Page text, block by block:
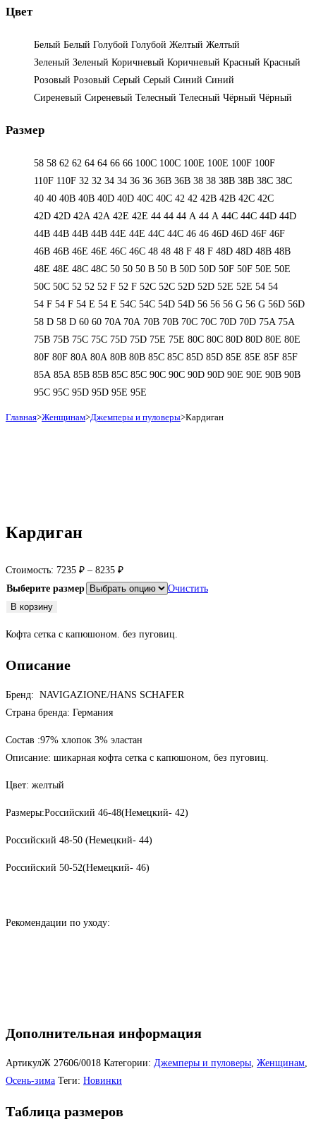
Цвет
Белый Белый Голубой Голубой Желтый Желтый
Зеленый Зеленый Коричневый Коричневый Красный Красный
Розовый Розовый Серый Серый Синий Синий
Сиреневый Сиреневый Телесный Телесный Чёрный Чёрный
Размер
58 58 62 62 64 64 66 66 100C 100C 100E 100E 100F 100F
110F 110F 32 32 34 34 36 36 36B 36B 38 38 38B 38B 38С 38С
40 40 40B 40B 40D 40D 40С 40С 42 42 42B 42B 42C 42C
42D 42D 42А 42А 42Е 42Е 44 44 44 А 44 А 44C 44C 44D 44D
44В 44В 44В 44В 44Е 44Е 44С 44С 46 46 46D 46D 46F 46F
46В 46В 46Е 46Е 46С 46С 48 48 48 F 48 F 48D 48D 48В 48В
48Е 48Е 48С 48С 50 50 50 B 50 B 50D 50D 50F 50F 50Е 50Е
50С 50С 52 52 52 F 52 F 52C 52C 52D 52D 52E 52E 54 54
54 F 54 F 54 Е 54 Е 54C 54C 54D 54D 56 56 56 G 56 G 56D 56D
58 D 58 D 60 60 70A 70A 70B 70B 70C 70C 70D 70D 75A 75A
75B 75B 75C 75C 75D 75D 75E 75E 80C 80C 80D 80D 80E 80E
80F 80F 80А 80А 80В 80В 85C 85C 85D 85D 85E 85E 85F 85F
85А 85А 85В 85В 85С 85С 90C 90C 90D 90D 90E 90E 90В 90В
95C 95C 95D 95D 95E 95E
Главная>Женщинам>Джемперы и пуловеры>Кардиган
Кардиган
Стоимость: 7235 ₽ – 8235 ₽
Выберите размер
Очистить
Количество
Кардиган
В корзину
Кофта сетка с капюшоном. без пуговиц.
Описание
Бренд: NAVIGAZIONE/HANS SCHAFER
Страна бренда: Германия
Состав :97% хлопок 3% эластан
Описание: шикарная кофта сетка с капюшоном, без пуговиц.
Цвет: желтый
Размеры:Российский 46-48(Немецкий- 42)
Российский 48-50 (Немецкий- 44)
Российский 50-52(Немецкий- 46)
Рекомендации по уходу:
Дополнительная информация
АртикулЖ 27606/0018 Категории: Джемперы и пуловеры, Женщинам,
Осень-зима Теги: Новинки
Таблица размеров